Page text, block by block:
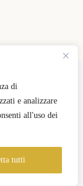
di
e analizzare
all'uso dei
tutti